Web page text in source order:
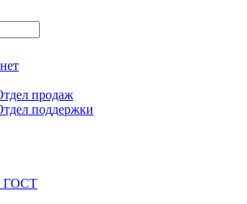
продаж
поддержки
ГОСТ